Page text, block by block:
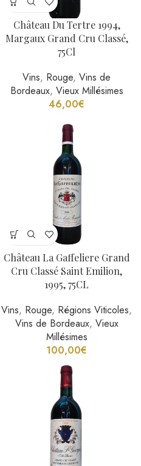
Château Du Tertre 1994,
Margaux Grand Cru Classé,
75Cl
Vins, Rouge, Vins de
Bordeaux, Vieux Millésimes
46,00€
Château La Gaffeliere Grand
Cru Classé Saint Emilion,
1995, 75CL
Vins, Rouge, Régions Viticoles,
Vins de Bordeaux, Vieux
Millésimes
100,00€